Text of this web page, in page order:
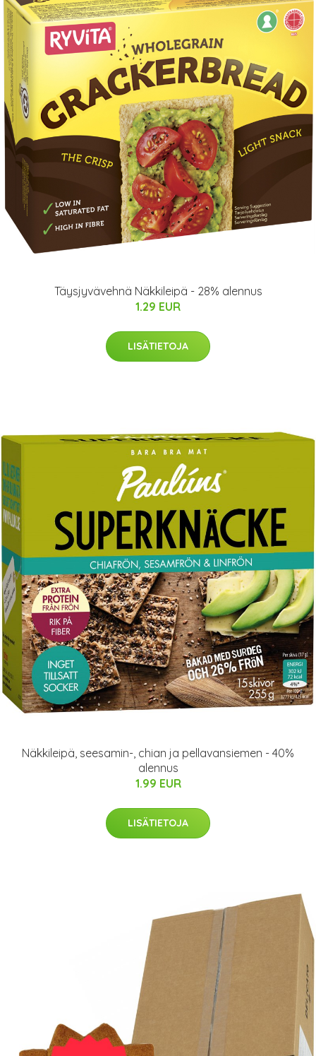
Täysjyvävehnä Näkkileipä - 28% alennus
1.29 EUR
LISÄTIETOJA
Näkkileipä, seesamin-, chian ja pellavansiemen - 40%
alennus
1.99 EUR
LISÄTIETOJA